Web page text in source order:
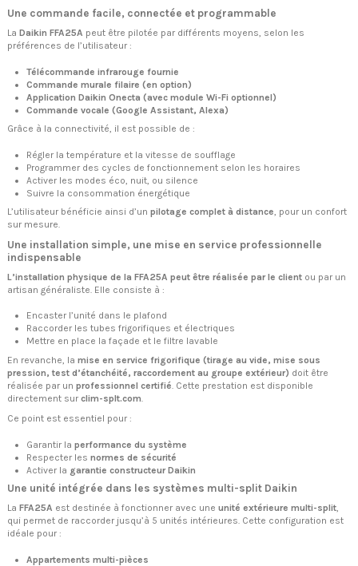
Une commande facile, connectée et programmable
La Daikin FFA25A peut être pilotée par différents moyens, selon les
préférences de l’utilisateur :
Télécommande infrarouge fournie
Commande murale filaire (en option)
Application Daikin Onecta (avec module Wi-Fi optionnel)
Commande vocale (Google Assistant, Alexa)
Grâce à la connectivité, il est possible de :
Régler la température et la vitesse de soufflage
Programmer des cycles de fonctionnement selon les horaires
Activer les modes éco, nuit, ou silence
Suivre la consommation énergétique
L’utilisateur bénéficie ainsi d’un pilotage complet à distance, pour un confort
sur mesure.
Une installation simple, une mise en service professionnelle
indispensable
L’installation physique de la FFA25A peut être réalisée par le client ou par un
artisan généraliste. Elle consiste à :
Encaster l’unité dans le plafond
Raccorder les tubes frigorifiques et électriques
Mettre en place la façade et le filtre lavable
En revanche, la mise en service frigorifique (tirage au vide, mise sous
pression, test d’étanchéité, raccordement au groupe extérieur) doit être
réalisée par un professionnel certifié . Cette prestation est disponible
directement sur clim-splt.com
Ce point est essentiel pour :
Garantir la performance du système
Respecter les normes de sécurité
Activer la garantie constructeur Daikin
Une unité intégrée dans les systèmes multi-split Daikin
La FFA25A est destinée à fonctionner avec une unité extérieure multi-split,
qui permet de raccorder jusqu’à 5 unités intérieures. Cette configuration est
idéale pour :
Appartements multi-pièces